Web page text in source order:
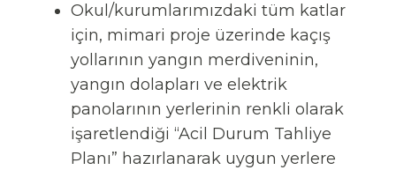
Okul/kurumlarımızdaki tüm katlar
için, mimari proje üzerinde kaçış
yollarının yangın merdiveninin,
yangın dolapları ve elektrik
panolarının yerlerinin renkli olarak
işaretlendiği “Acil Durum Tahliye
Planı” hazırlanarak uygun yerlere